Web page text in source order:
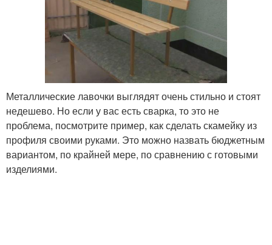
Садовые скамейки Простая скамейка
Скамейка без спинки Каркас для скамейки
Металлические лавочки выглядят очень стильно и стоят
недешево. Но если у вас есть сварка, то это не
проблема, посмотрите пример, как сделать скамейку из
профиля своими руками. Это можно назвать бюджетным
вариантом, по крайней мере, по сравнению с готовыми
изделиями.